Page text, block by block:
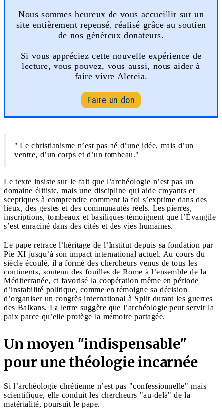
Nous sommes heureux de vous accueillir sur un
site entièrement repensé, réalisé grâce au soutien
de nos généreux donateurs.
Si vous appréciez cette nouvelle expérience de
lecture, vous pouvez, vous aussi, nous aider à
faire vivre Aleteia.
Faire un don
" Le christianisme n’est pas né d’une idée, mais d’un
ventre, d’un corps et d’un tombeau."
Le texte insiste sur le fait que l’archéologie n’est pas un
domaine élitiste, mais une discipline qui aide croyants et
sceptiques à comprendre comment la foi s’exprime dans des
lieux, des gestes et des communautés réels. Les pierres,
inscriptions, tombeaux et basiliques témoignent que l’Évangile
s’est enraciné dans des cités et des vies humaines.
Le pape retrace l’héritage de l’Institut depuis sa fondation par
Pie XI jusqu’à son impact international actuel. Au cours du
siècle écoulé, il a formé des chercheurs venus de tous les
continents, soutenu des fouilles de Rome à l’ensemble de la
Méditerranée, et favorisé la coopération même en période
d’instabilité politique, comme en témoigne sa décision
d’organiser un congrès international à Split durant les guerres
des Balkans. La lettre suggère que l’archéologie peut servir la
paix parce qu’elle protège la mémoire partagée.
Un moyen "indispensable"
pour une théologie incarnée
Si l’archéologie chrétienne n’est pas "confessionnelle" mais
scientifique, elle conduit les chercheurs "au-delà" de la
matérialité, poursuit le pape.